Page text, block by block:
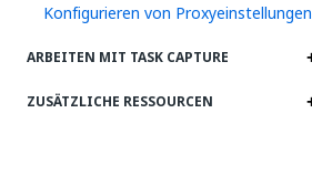
Konfigurieren von Proxyeinstellungen
ARBEITEN MIT TASK CAPTURE
ZUSÄTZLICHE RESSOURCEN